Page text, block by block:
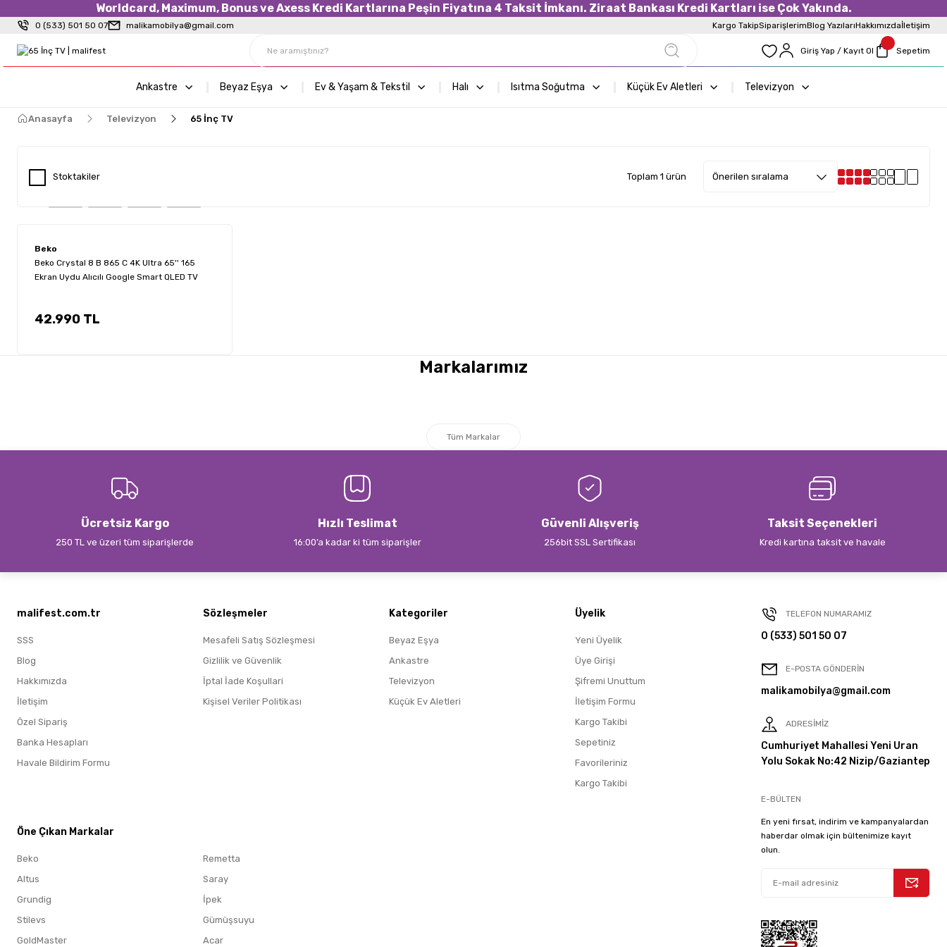
Worldcard, Maximum, Bonus ve Axess Kredi Kartlarına Peşin Fiyatına 4 Taksit İmkanı. Ziraat Bankası Kredi Kartları ise Çok Yakında.
0 (533) 501 50 07 malikamobilya@gmail.com Kargo TakipSiparişlerimBlog YazılarıHakkımızdaİletişim
Giriş Yap / Kayıt Ol Sepetim
Ankastre Beyaz Eşya Ev & Yaşam & Tekstil Halı Isıtma Soğutma Küçük Ev Aletleri Televizyon
Anasayfa Televizyon 65 İnç TV
Stoktakiler Toplam 1 ürün
Beko
Beko Crystal 8 B 865 C 4K Ultra 65'' 165
Ekran Uydu Alıcılı Google Smart QLED TV
42.990 TL
Markalarımız
Tüm Markalar
Ücretsiz Kargo
250 TL ve üzeri tüm siparişlerde
Hızlı Teslimat
16:00’a kadar ki tüm siparişler
Güvenli Alışveriş
256bit SSL Sertifikası
Taksit Seçenekleri
Kredi kartına taksit ve havale
malifest.com.tr
SSS
Blog
Hakkımızda
İletişim
Özel Sipariş
Banka Hesapları
Havale Bildirim Formu
Sözleşmeler
Mesafeli Satış Sözleşmesi
Gizlilik ve Güvenlik
İptal İade Koşullari
Kişisel Veriler Politikası
Kategoriler
Beyaz Eşya
Ankastre
Televizyon
Küçük Ev Aletleri
Üyelik
Yeni Üyelik
Üye Girişi
Şifremi Unuttum
İletişim Formu
Kargo Takibi
Sepetiniz
Favorileriniz
Kargo Takibi
Öne Çıkan Markalar
Beko
Altus
Grundig
Stilevs
GoldMaster
Remetta
Saray
İpek
Gümüşsuyu
Acar
TELEFON NUMARAMIZ
0 (533) 501 50 07
E-POSTA GÖNDERİN
malikamobilya@gmail.com
ADRESİMİZ
Cumhuriyet Mahallesi Yeni Uran
Yolu Sokak No:42 Nizip/Gaziantep
E-BÜLTEN
En yeni fırsat, indirim ve kampanyalardan
haberdar olmak için bültenimize kayıt
olun.